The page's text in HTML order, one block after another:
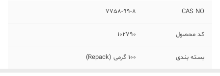
CAS NO
7758-99-8
کد محصول 102790
بسته بندی 100 گرمی (Repack)